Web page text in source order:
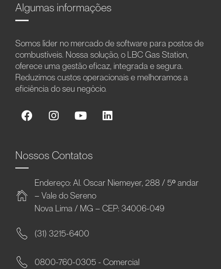
Algumas informações
Somos líder no mercado de software para postos de
combustíveis. Nossa solução, o LBC Gas Station,
oferece uma gestão eficaz, integrada e segura.
Reduzimos custos operacionais e melhoramos a
eficiência do seu negócio.
Nossos Contatos
Endereço: Al. Oscar Niemeyer, 288 / 5º andar
– Vale do Sereno
Nova Lima / MG – CEP: 34006-049
(31) 3215-6400
0800-760-0305 - Comercial